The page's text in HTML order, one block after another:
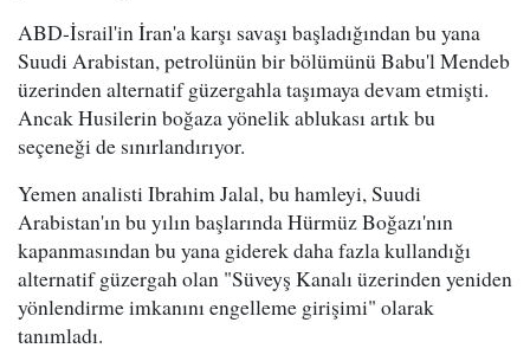
ABD-İsrail'in İran'a karşı savaşı başladığından bu yana
Suudi Arabistan, petrolünün bir bölümünü Babu'l Mendeb
üzerinden alternatif güzergahla taşımaya devam etmişti.
Ancak Husilerin boğaza yönelik ablukası artık bu
seçeneği de sınırlandırıyor.
Yemen analisti Ibrahim Jalal, bu hamleyi, Suudi
Arabistan'ın bu yılın başlarında Hürmüz Boğazı'nın
kapanmasından bu yana giderek daha fazla kullandığı
alternatif güzergah olan "Süveyş Kanalı üzerinden yeniden
yönlendirme imkanını engelleme girişimi" olarak
tanımladı.